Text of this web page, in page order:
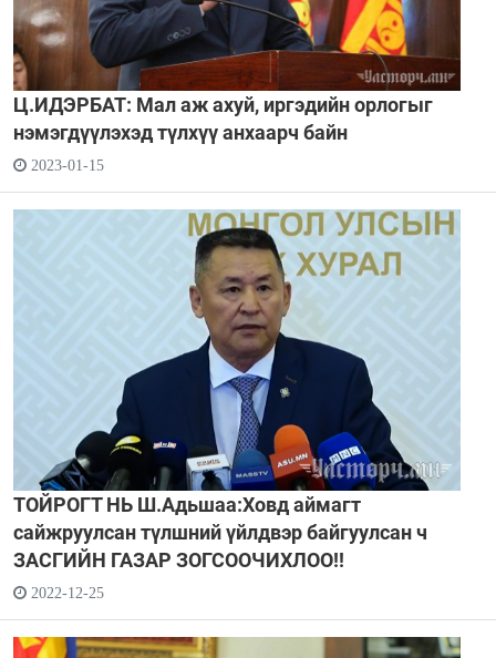
Ц.ИДЭРБАТ: Мал аж ахуй, иргэдийн орлогыг
нэмэгдүүлэхэд түлхүү анхаарч байн
2023-01-15
ТОЙРОГТ НЬ Ш.Адьшаа:Ховд аймагт
сайжруулсан түлшний үйлдвэр байгуулсан ч
ЗАСГИЙН ГАЗАР ЗОГСООЧИХЛОО!!
2022-12-25